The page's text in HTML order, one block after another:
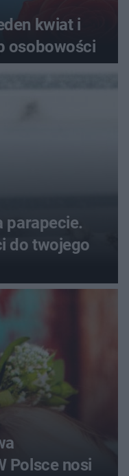
kwiat i
osobowości
parapecie.
do twojego
Polsce nosi